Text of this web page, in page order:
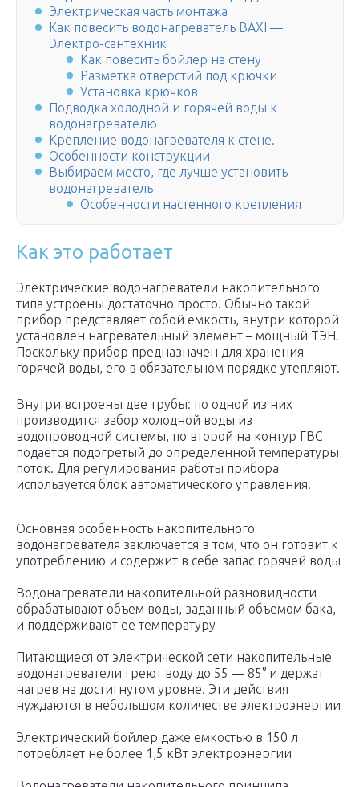
Электрическая часть монтажа
Как повесить водонагреватель BAXI —
Электро-сантехник
Как повесить бойлер на стену
Разметка отверстий под крючки
Установка крючков
Подводка холодной и горячей воды к
водонагревателю
Крепление водонагревателя к стене.
Особенности конструкции
Выбираем место, где лучше установить
водонагреватель
Особенности настенного крепления
Как это работает
Электрические водонагреватели накопительного
типа устроены достаточно просто. Обычно такой
прибор представляет собой емкость, внутри которой
установлен нагревательный элемент – мощный ТЭН.
Поскольку прибор предназначен для хранения
горячей воды, его в обязательном порядке утепляют.
Внутри встроены две трубы: по одной из них
производится забор холодной воды из
водопроводной системы, по второй на контур ГВС
подается подогретый до определенной температуры
поток. Для регулирования работы прибора
используется блок автоматического управления.
Основная особенность накопительного
водонагревателя заключается в том, что он готовит к
употреблению и содержит в себе запас горячей воды
Водонагреватели накопительной разновидности
обрабатывают объем воды, заданный объемом бака,
и поддерживают ее температуру
Питающиеся от электрической сети накопительные
водонагреватели греют воду до 55 — 85° и держат
нагрев на достигнутом уровне. Эти действия
нуждаются в небольшом количестве электроэнергии
Электрический бойлер даже емкостью в 150 л
потребляет не более 1,5 кВт электроэнергии